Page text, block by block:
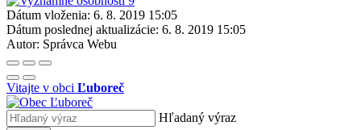
Dátum vloženia: 6. 8. 2019 15:05
Dátum poslednej aktualizácie: 6. 8. 2019 15:05
Autor: Správca Webu
Vitajte v obci Ľuboreč
Hľadaný výraz